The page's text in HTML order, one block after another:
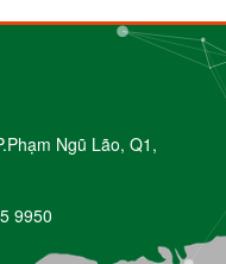
Ngũ Lão, Q1,
9950